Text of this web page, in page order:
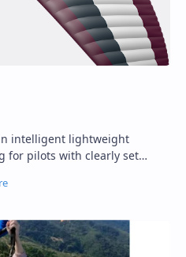
intelligent lightweight
for pilots with clearly set